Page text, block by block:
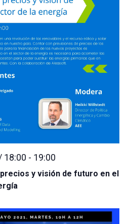
y visión de futuro en el
18:00 - 19:00